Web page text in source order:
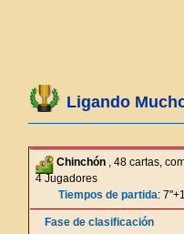
Ligando
Chinchón , 48 cartas,
4 Jugadores
Tiempos de partida:
Fase de clasificación